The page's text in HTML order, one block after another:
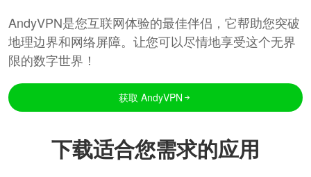
AndyVPN是您互联网体验的最佳伴侣，它帮助您突破
地理边界和网络屏障。让您可以尽情地享受这个无界
限的数字世界！
获取 AndyVPN
下载适合您需求的应用